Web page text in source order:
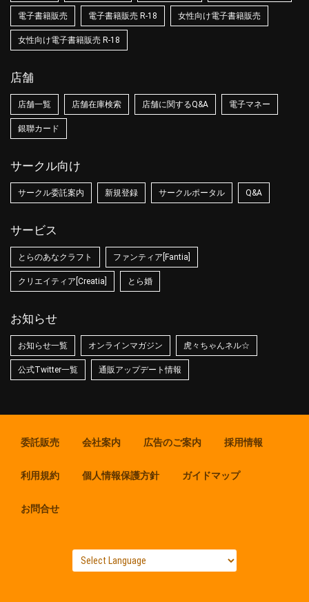
電子書籍販売 電子書籍販売 R-18 女性向け電子書籍販売
女性向け電子書籍販売 R-18
店舗
店舗一覧 店舗在庫検索 店舗に関するQ&A 電子マネー
銀聯カード
サークル向け
サークル委託案内 新規登録 サークルポータル Q&A
サービス
とらのあなクラフト ファンティア[Fantia]
クリエイティア[Creatia] とら婚
お知らせ
お知らせ一覧 オンラインマガジン 虎々ちゃんネル☆
公式Twitter一覧 通販アップデート情報
委託販売 会社案内 広告のご案内 採用情報
利用規約 個人情報保護方針 ガイドマップ
お問合せ